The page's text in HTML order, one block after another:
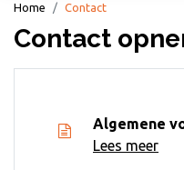
Home Contact
Contact
Algemene
Lees meer